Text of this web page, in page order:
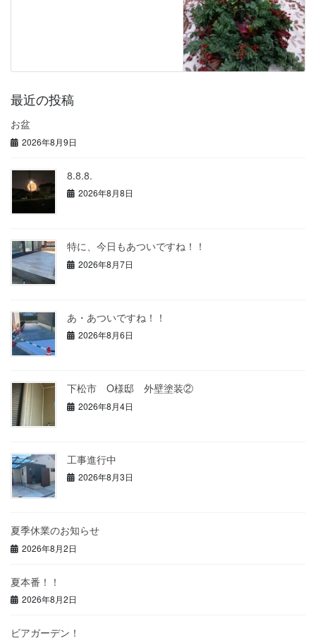
最近の投稿
お盆
2026年8月9日
8.8.8.
2026年8月8日
特に、今日もあついですね！！
2026年8月7日
あ・あついですね！！
2026年8月6日
下松市 O様邸 外壁塗装②
2026年8月4日
工事進行中
2026年8月3日
夏季休業のお知らせ
2026年8月2日
夏本番！！
2026年8月2日
ビアガーデン！